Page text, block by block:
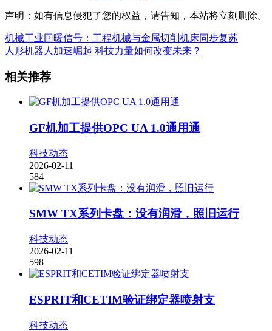
声明：如有信息侵犯了您的权益，请告知，本站将立刻删除。
机械工业回暖信号：工程机械与金属切削机床同步复苏
人形机器人加速崛起 科技力量如何改变未来？
相关推荐
GF机加工提供OPC UA 1.0通用通
科技动态
2026-02-11
584
SMW TX系列卡盘：没有润滑，照旧运行
科技动态
2026-02-11
598
ESPRIT和CETIM验证绑定器喷射支
科技动态